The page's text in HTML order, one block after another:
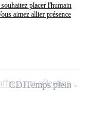
placer l'humain
aimez allier présence
CDITemps plein
à ma sélection